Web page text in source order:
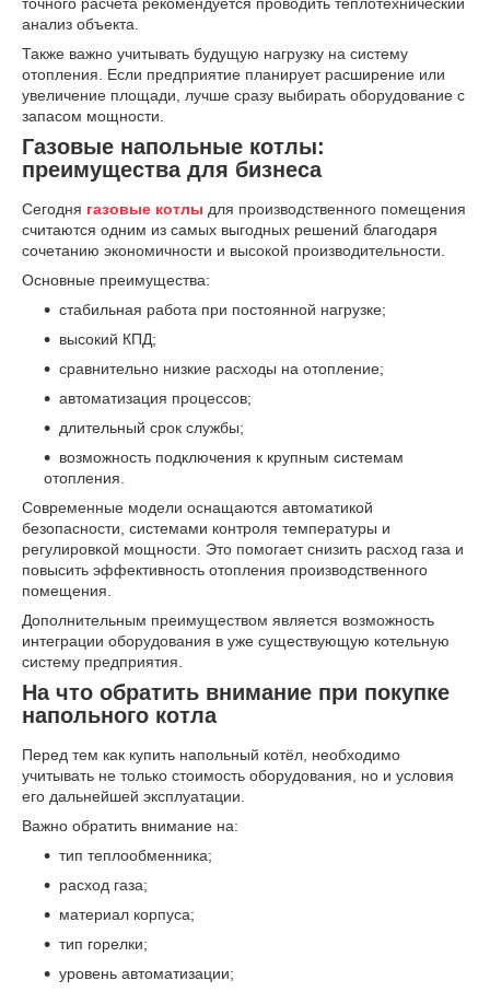
точного расчёта рекомендуется проводить теплотехнический
анализ объекта.
Также важно учитывать будущую нагрузку на систему
отопления. Если предприятие планирует расширение или
увеличение площади, лучше сразу выбирать оборудование с
запасом мощности.
Газовые напольные котлы:
преимущества для бизнеса
Сегодня газовые котлы для производственного помещения
считаются одним из самых выгодных решений благодаря
сочетанию экономичности и высокой производительности.
Основные преимущества:
стабильная работа при постоянной нагрузке;
высокий КПД;
сравнительно низкие расходы на отопление;
автоматизация процессов;
длительный срок службы;
возможность подключения к крупным системам
отопления.
Современные модели оснащаются автоматикой
безопасности, системами контроля температуры и
регулировкой мощности. Это помогает снизить расход газа и
повысить эффективность отопления производственного
помещения.
Дополнительным преимуществом является возможность
интеграции оборудования в уже существующую котельную
систему предприятия.
На что обратить внимание при покупке
напольного котла
Перед тем как купить напольный котёл, необходимо
учитывать не только стоимость оборудования, но и условия
его дальнейшей эксплуатации.
Важно обратить внимание на:
тип теплообменника;
расход газа;
материал корпуса;
тип горелки;
уровень автоматизации;